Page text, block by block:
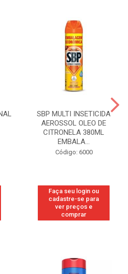
SBP MULTI INSETICIDA
AEROSSOL OLEO DE
CITRONELA 380ML
EMBALA...
Código: 6000
Faça seu login ou
cadastre-se para
ver preços e
comprar